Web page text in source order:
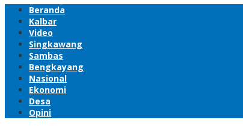
Beranda
Kalbar
Video
Singkawang
Sambas
Bengkayang
Nasional
Ekonomi
Desa
Opini